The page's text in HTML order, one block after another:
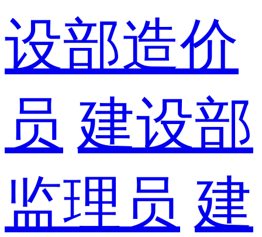
设部造价
员 建设部
监理员 建